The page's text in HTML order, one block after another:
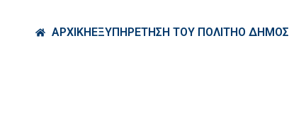
ΑΡΧΙΚΗΕΞΥΠΗΡΕΤΗΣΗ ΤΟΥ ΠΟΛΙΤΗΟ ΔΗΜΟΣ